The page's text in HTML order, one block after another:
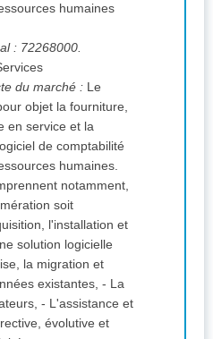
humaines
: 72268000.
du marché : Le
objet la fourniture,
en service et la
de comptabilité
humaines.
notamment,
soit
solution logicielle
existantes, - La
et
évolutive et